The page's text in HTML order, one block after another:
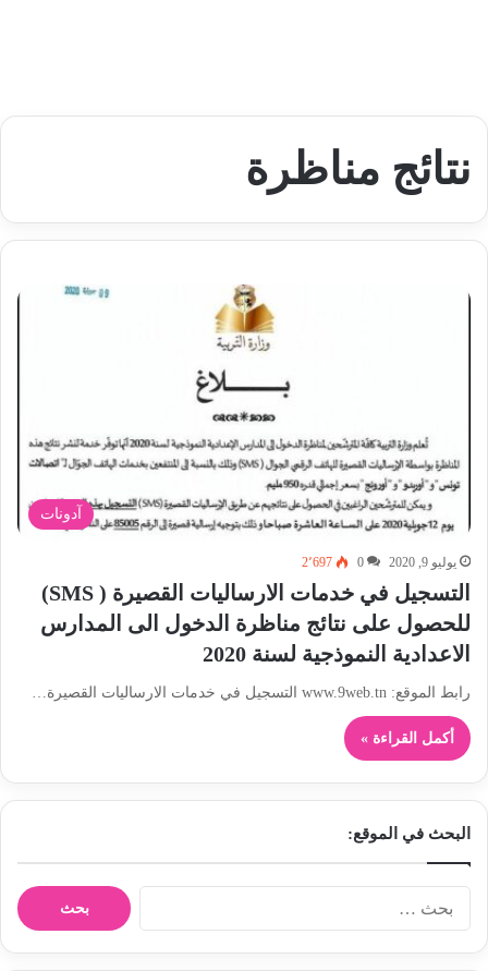
نتائج مناظرة
آدونات
يوليو 9, 2020 0 2٬697
التسجيل في خدمات الارساليات القصيرة ( SMS)
للحصول على نتائج مناظرة الدخول الى المدارس
الاعدادية النموذجية لسنة 2020
رابط الموقع: www.9web.tn التسجيل في خدمات الارساليات القصيرة…
أكمل القراءة »
البحث في الموقع: